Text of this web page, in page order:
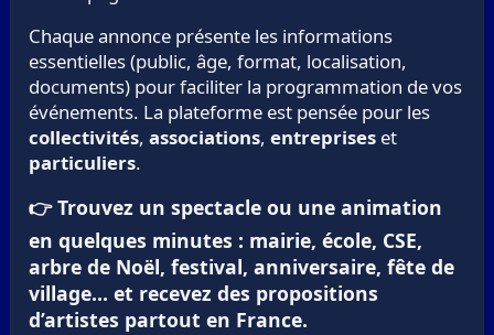
Chaque annonce présente les informations
essentielles (public, âge, format, localisation,
documents) pour faciliter la programmation de vos
événements. La plateforme est pensée pour les
collectivités, associations, entrepriseset
particuliers.
👉 Trouvez un spectacle ou une animation
en quelques minutes : mairie, école, CSE,
arbre de Noël, festival, anniversaire, fête de
village… et recevez des propositions
d’artistes partout en France.